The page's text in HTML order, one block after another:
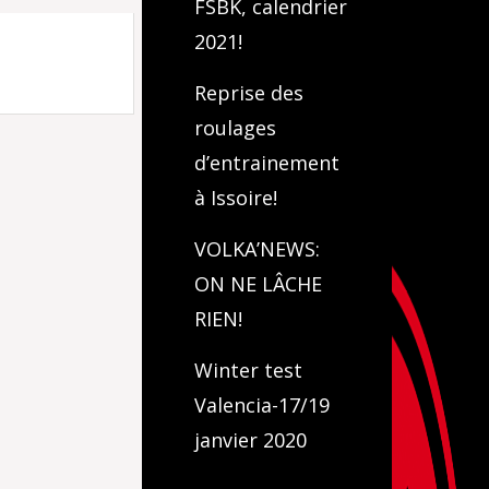
FSBK, calendrier
2021!
Reprise des
roulages
d’entrainement
à Issoire!
VOLKA’NEWS:
ON NE LÂCHE
RIEN!
Winter test
Valencia-17/19
janvier 2020